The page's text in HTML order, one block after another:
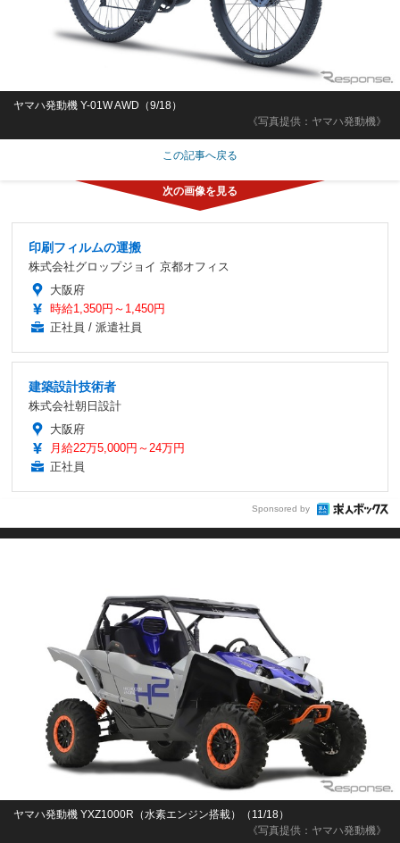
《写真提供：ヤマハ発動機》
ヤマハ発動機 Y-01W AWD（9/18）
この記事へ戻る
印刷フィルムの運搬
株式会社グロップジョイ 京都オフィス
大阪府
時給1,350円～1,450円
正社員 / 派遣社員
建築設計技術者
株式会社朝日設計
大阪府
月給22万5,000円～24万円
正社員
Sponsored by
《写真提供：ヤマハ発動機》
ヤマハ発動機 YXZ1000R（水素エンジン搭載）（11/18）